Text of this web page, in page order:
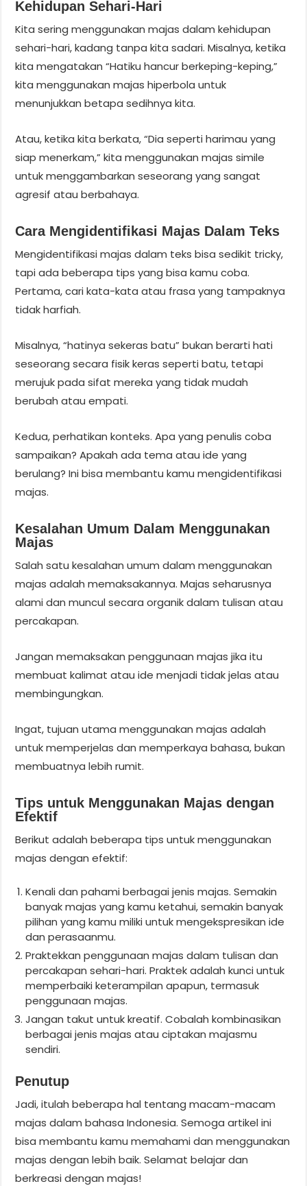
Kehidupan Sehari-Hari
Kita sering menggunakan majas dalam kehidupan
sehari-hari, kadang tanpa kita sadari. Misalnya, ketika
kita mengatakan “Hatiku hancur berkeping-keping,”
kita menggunakan majas hiperbola untuk
menunjukkan betapa sedihnya kita.
Atau, ketika kita berkata, “Dia seperti harimau yang
siap menerkam,” kita menggunakan majas simile
untuk menggambarkan seseorang yang sangat
agresif atau berbahaya.
Cara Mengidentifikasi Majas Dalam Teks
Mengidentifikasi majas dalam teks bisa sedikit tricky,
tapi ada beberapa tips yang bisa kamu coba.
Pertama, cari kata-kata atau frasa yang tampaknya
tidak harfiah.
Misalnya, “hatinya sekeras batu” bukan berarti hati
seseorang secara fisik keras seperti batu, tetapi
merujuk pada sifat mereka yang tidak mudah
berubah atau empati.
Kedua, perhatikan konteks. Apa yang penulis coba
sampaikan? Apakah ada tema atau ide yang
berulang? Ini bisa membantu kamu mengidentifikasi
majas.
Kesalahan Umum Dalam Menggunakan
Majas
Salah satu kesalahan umum dalam menggunakan
majas adalah memaksakannya. Majas seharusnya
alami dan muncul secara organik dalam tulisan atau
percakapan.
Jangan memaksakan penggunaan majas jika itu
membuat kalimat atau ide menjadi tidak jelas atau
membingungkan.
Ingat, tujuan utama menggunakan majas adalah
untuk memperjelas dan memperkaya bahasa, bukan
membuatnya lebih rumit.
Tips untuk Menggunakan Majas dengan
Efektif
Berikut adalah beberapa tips untuk menggunakan
majas dengan efektif:
Kenali dan pahami berbagai jenis majas. Semakin
banyak majas yang kamu ketahui, semakin banyak
pilihan yang kamu miliki untuk mengekspresikan ide
dan perasaanmu.
Praktekkan penggunaan majas dalam tulisan dan
percakapan sehari-hari. Praktek adalah kunci untuk
memperbaiki keterampilan apapun, termasuk
penggunaan majas.
Jangan takut untuk kreatif. Cobalah kombinasikan
berbagai jenis majas atau ciptakan majasmu
sendiri.
Penutup
Jadi, itulah beberapa hal tentang macam-macam
majas dalam bahasa Indonesia. Semoga artikel ini
bisa membantu kamu memahami dan menggunakan
majas dengan lebih baik. Selamat belajar dan
berkreasi dengan majas!